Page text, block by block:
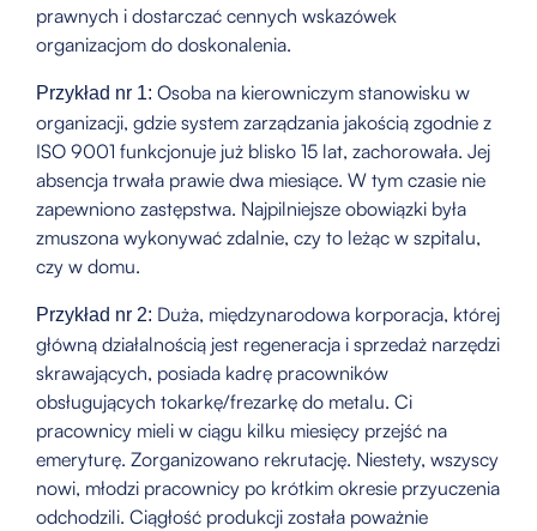
prawnych i dostarczać cennych wskazówek
organizacjom do doskonalenia.
Przykład nr 1: Osoba na kierowniczym stanowisku w
organizacji, gdzie system zarządzania jakością zgodnie z
ISO 9001 funkcjonuje już blisko 15 lat, zachorowała. Jej
absencja trwała prawie dwa miesiące. W tym czasie nie
zapewniono zastępstwa. Najpilniejsze obowiązki była
zmuszona wykonywać zdalnie, czy to leżąc w szpitalu,
czy w domu.
Przykład nr 2: Duża, międzynarodowa korporacja, której
główną działalnością jest regeneracja i sprzedaż narzędzi
skrawających, posiada kadrę pracowników
obsługujących tokarkę/frezarkę do metalu. Ci
pracownicy mieli w ciągu kilku miesięcy przejść na
emeryturę. Zorganizowano rekrutację. Niestety, wszyscy
nowi, młodzi pracownicy po krótkim okresie przyuczenia
odchodzili. Ciągłość produkcji została poważnie